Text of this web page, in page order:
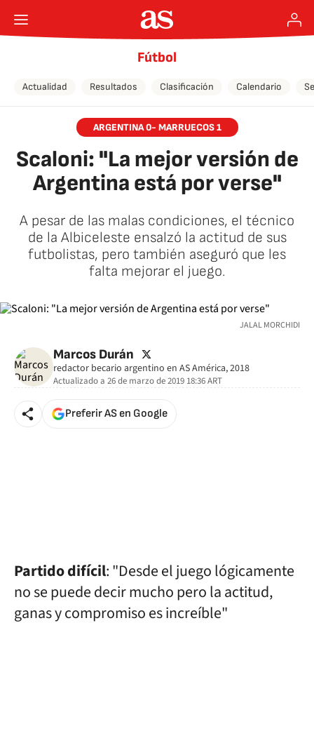
Fútbol
Actualidad Resultados Clasificación Calendario
ARGENTINA 0- MARRUECOS 1
Scaloni: "La mejor versión de
Argentina está por verse"
A pesar de las malas condiciones, el técnico
de la Albiceleste ensalzó la actitud de sus
futbolistas, pero también aseguró que les
falta mejorar el juego.
JALAL MORCHIDI
Marcos Durán twitter
redactor becario argentino en AS América, 2018
Actualizado a 26 de marzo de 2019 18:36ART
Preferir AS en Google
Partido difícil: "Desde el juego lógicamente
no se puede decir mucho pero la actitud,
ganas y compromiso es increíble"